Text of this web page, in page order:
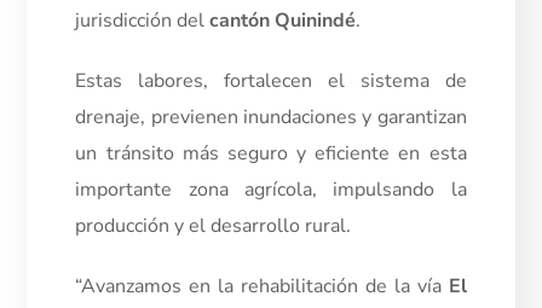
jurisdicción delcantón Quinindé.
Estas labores, fortalecen el sistema de
drenaje, previenen inundaciones y garantizan
un tránsito más seguro y eficiente en esta
importante zona agrícola, impulsando la
producción y el desarrollo rural.
“Avanzamos en la rehabilitación de la vía El